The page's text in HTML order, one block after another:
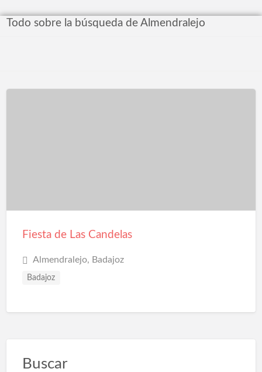
Todo sobre la búsqueda de Almendralejo
Fiesta de Las Candelas
Almendralejo, Badajoz
Badajoz
Buscar